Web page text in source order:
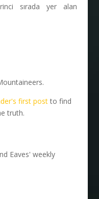
sırada yer alan
first postto find
truth.
Eaves' weekly